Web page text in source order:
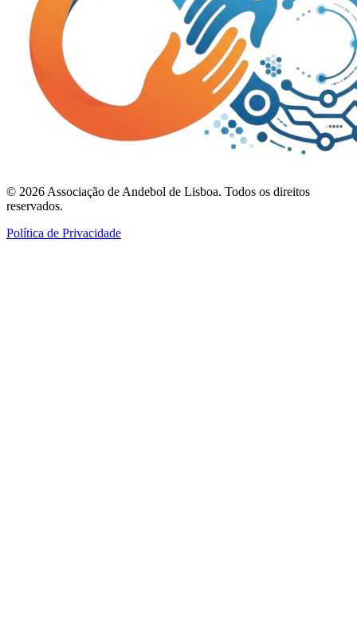
© 2026 Associação de Andebol de Lisboa. Todos os direitos
reservados.
Política de Privacidade